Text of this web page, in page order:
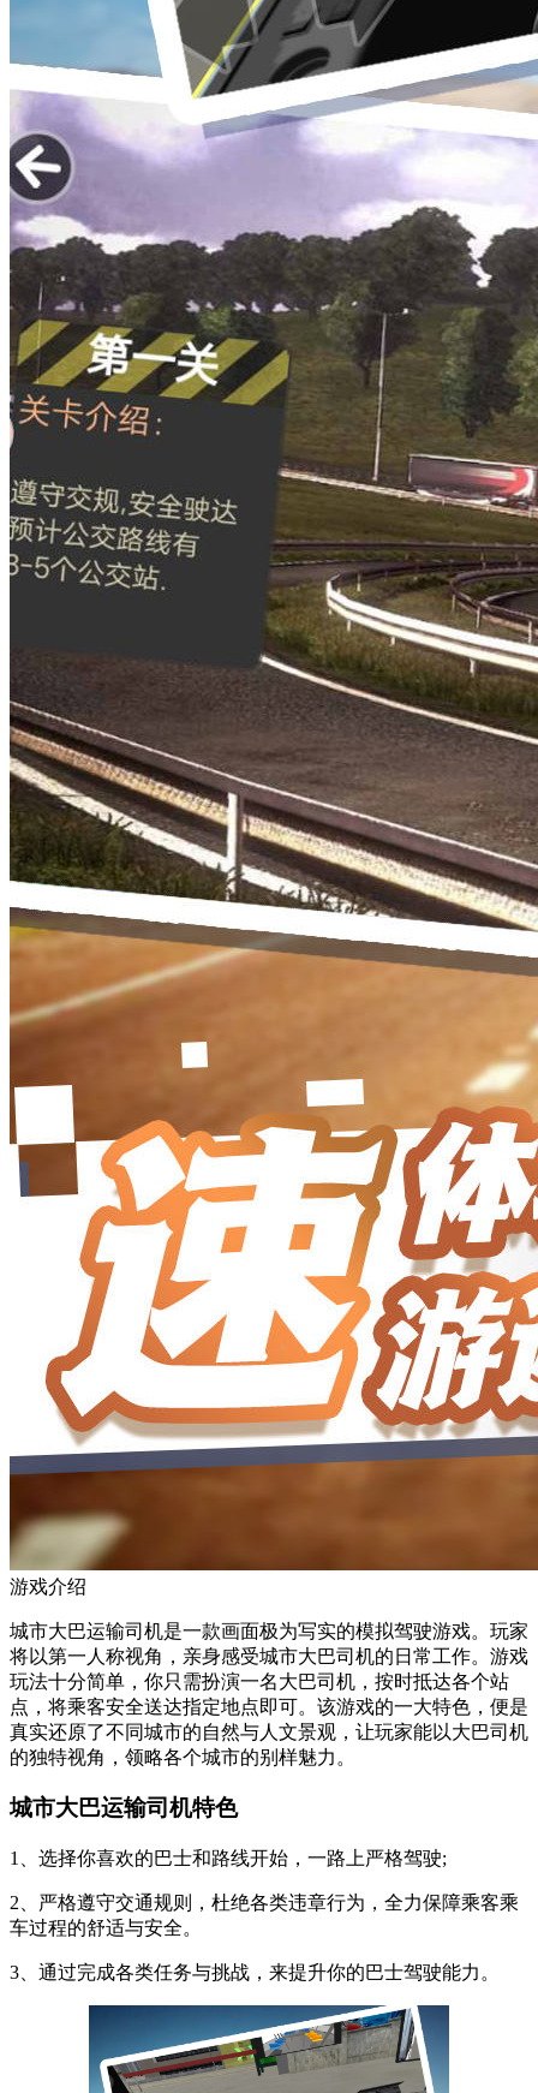
游戏介绍
城市大巴运输司机是一款画面极为写实的模拟驾驶游戏。玩家
将以第一人称视角，亲身感受城市大巴司机的日常工作。游戏
玩法十分简单，你只需扮演一名大巴司机，按时抵达各个站
点，将乘客安全送达指定地点即可。该游戏的一大特色，便是
真实还原了不同城市的自然与人文景观，让玩家能以大巴司机
的独特视角，领略各个城市的别样魅力。
城市大巴运输司机特色
1、选择你喜欢的巴士和路线开始，一路上严格驾驶;
2、严格遵守交通规则，杜绝各类违章行为，全力保障乘客乘
车过程的舒适与安全。
3、通过完成各类任务与挑战，来提升你的巴士驾驶能力。